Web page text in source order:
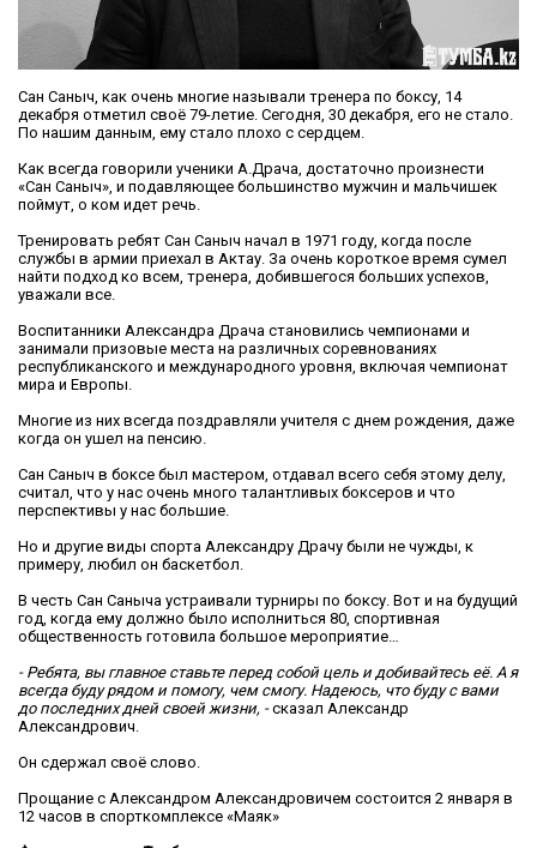
Сан Саныч, как очень многие называли тренера по боксу, 14
декабря отметил своё 79-летие. Сегодня, 30 декабря, его не стало.
По нашим данным, ему стало плохо с сердцем.
Как всегда говорили ученики А.Драча, достаточно произнести
«Сан Саныч», и подавляющее большинство мужчин и мальчишек
поймут, о ком идет речь.
Тренировать ребят Сан Саныч начал в 1971 году, когда после
службы в армии приехал в Актау. За очень короткое время сумел
найти подход ко всем, тренера, добившегося больших успехов,
уважали все.
Воспитанники Александра Драча становились чемпионами и
занимали призовые места на различных соревнованиях
республиканского и международного уровня, включая чемпионат
мира и Европы.
Многие из них всегда поздравляли учителя с днем рождения, даже
когда он ушел на пенсию.
Сан Саныч в боксе был мастером, отдавал всего себя этому делу,
считал, что у нас очень много талантливых боксеров и что
перспективы у нас большие.
Но и другие виды спорта Александру Драчу были не чужды, к
примеру, любил он баскетбол.
В честь Сан Саныча устраивали турниры по боксу. Вот и на будущий
год, когда ему должно было исполниться 80, спортивная
общественность готовила большое мероприятие…
- Ребята, вы главное ставьте перед собой цель и добивайтесь её. А я
всегда буду рядом и помогу, чем смогу. Надеюсь, что буду с вами
до последних дней своей жизни, -сказал Александр
Александрович.
Он сдержал своё слово.
Прощание с Александром Александровичем состоится 2 января в
12 часов в спорткомплексе «Маяк»